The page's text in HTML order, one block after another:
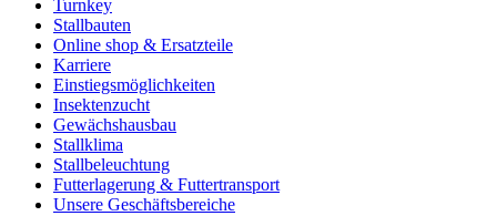
Turnkey
Stallbauten
Online shop & Ersatzteile
Karriere
Einstiegsmöglichkeiten
Insektenzucht
Gewächshausbau
Stallklima
Stallbeleuchtung
Futterlagerung & Futtertransport
Unsere Geschäftsbereiche